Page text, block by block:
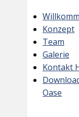
Konzept
Team
Galerie
Kontakt
Oase